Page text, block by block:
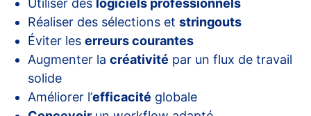
Utiliser des logiciels professionnels
Réaliser des sélections et stringouts
Éviter les erreurs courantes
Augmenter la créativité par un flux de travail
solide
Améliorer l’efficacité globale